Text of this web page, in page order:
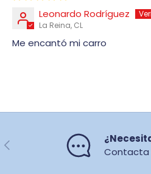
Leonardo Rodríguez
La Reina, CL
Me encantó mi carro
Anterior
Contacta